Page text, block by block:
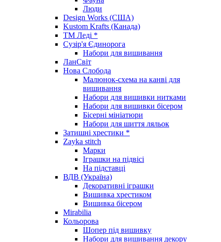
Люди
Design Works (США)
Kustom Krafts (Канада)
ТМ Леді *
Сузір'я Єдинорога
Набори для вишивання
ЛанСвіт
Нова Слобода
Малюнок-схема на канві для
вишивання
Набори для вишивки нитками
Набори для вишивки бісером
Бісерні мініатюри
Набори для шиття ляльок
Затишні хрестики *
Zayka stitch
Марки
Іграшки на підвісі
На підставці
ВДВ (Україна)
Декоративні іграшки
Вишивка хрестиком
Вишивка бісером
Mirabilia
Кольорова
Шопер під вишивку
Набори для вишивання декору